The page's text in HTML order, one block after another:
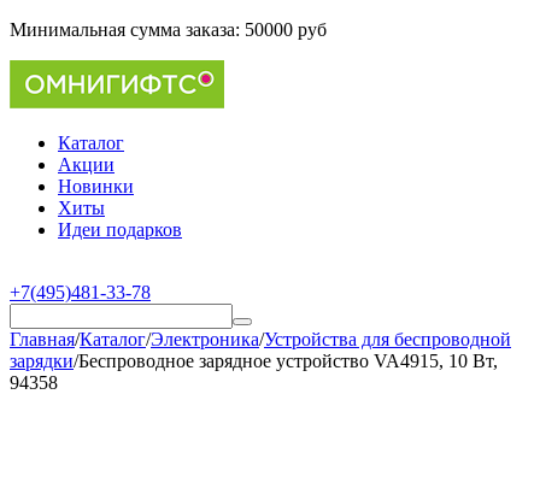
Минимальная сумма заказа: 50000 руб
Каталог
Акции
Новинки
Хиты
Идеи подарков
+7(495)481-33-78
Главная/Каталог/Электроника/Устройства для беспроводной
зарядки/Беспроводное зарядное устройство VA4915, 10 Вт,
94358